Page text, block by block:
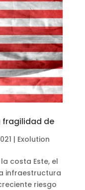
fragilidad de
| Exolution
costa Este, el
infraestructura
riesgo